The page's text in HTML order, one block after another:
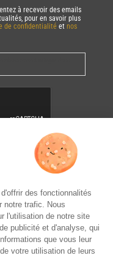
à recevoir des emails
pour en savoir plus
de confidentialité et nos